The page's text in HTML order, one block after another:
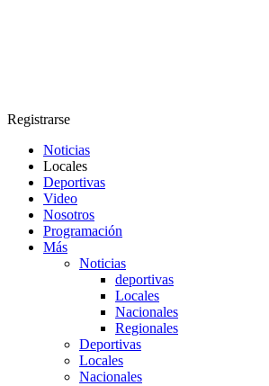
Registrarse
Noticias
Locales
Deportivas
Video
Nosotros
Programación
Más
Noticias
deportivas
Locales
Nacionales
Regionales
Deportivas
Locales
Nacionales